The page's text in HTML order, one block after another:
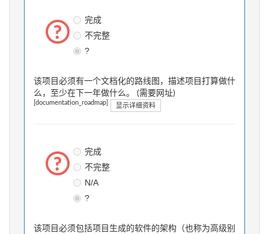
完成
不完整
?
该项目必须有一个文档化的路线图，描述项目打算做什
么，至少在下一年做什么。 (需要网址)
[documentation_roadmap] 显示详细资料
完成
不完整
N/A
?
该项目必须包括项目生成的软件的架构（也称为高级别